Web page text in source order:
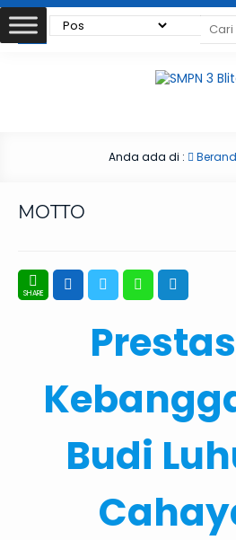
Anda ada di :
MOTTO
Budi